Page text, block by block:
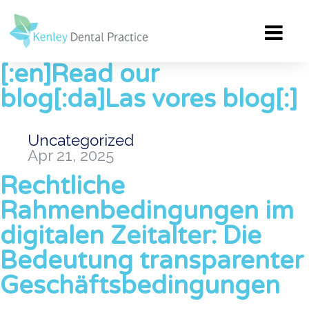
[:en]Read our
blog[:da]Las vores blog[:]
Uncategorized
Apr 21, 2025
Rechtliche
Rahmenbedingungen im
digitalen Zeitalter: Die
Bedeutung transparenter
Geschäftsbedingungen